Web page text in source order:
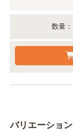
数量：
バリエーション